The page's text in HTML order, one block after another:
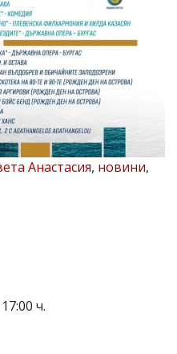
Анастасия, новини,
ч.